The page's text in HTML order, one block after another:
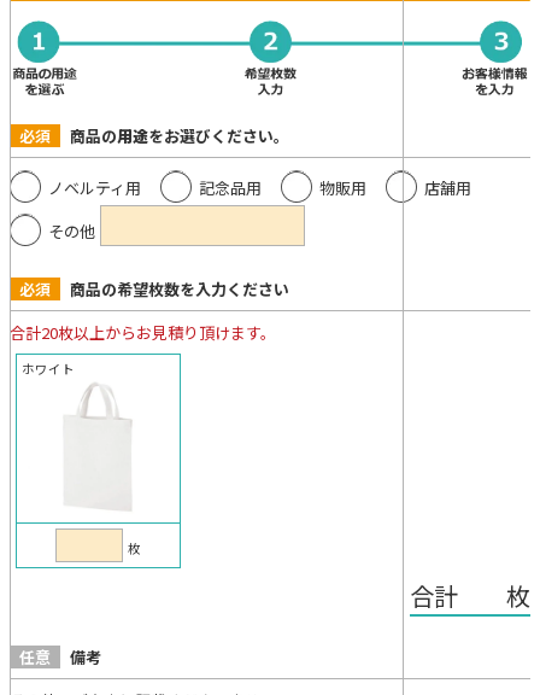
必須 商品の用途をお選びください。
ノベルティ用 記念品用 物販用
店舗用
その他
必須
商品の希望枚数を入力ください
合計20枚以上からお見積り頂けます。
ホワイト
枚
合計 枚
任意
備考